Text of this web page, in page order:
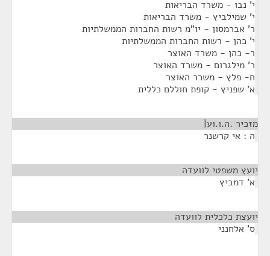
י' נבו - משרד הבריאות
י' שמילביץ - משרד הבריאות
ר' אברמסון - יו"מ רשות החברות הממשלתיות
י' כהן - רשות החברות הממשלתיות
ר- כהן - משרד האוצר
ר' מילגרום - משרד האוצר
ח- פלץ - משרר האוצר
א' שפניץ - קופת חוללם כללית
מזכיר .ה.ו.וע[
ה : אי קרשנר
יועץ משפטי לוועדה
א' דמביץ
יועצת כלכלית לוועדה
ס' אלחנני